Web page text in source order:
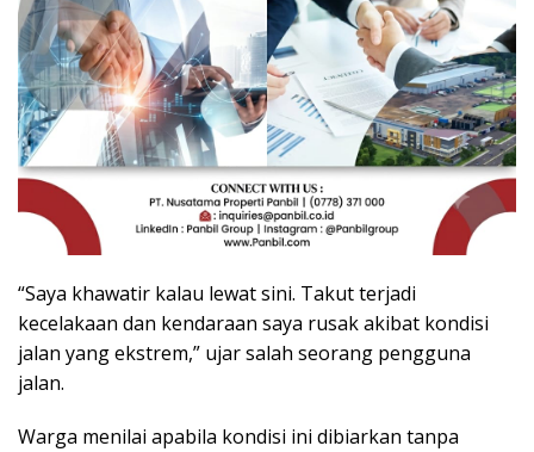
“Saya khawatir kalau lewat sini. Takut terjadi
kecelakaan dan kendaraan saya rusak akibat kondisi
jalan yang ekstrem,” ujar salah seorang pengguna
jalan.
Warga menilai apabila kondisi ini dibiarkan tanpa